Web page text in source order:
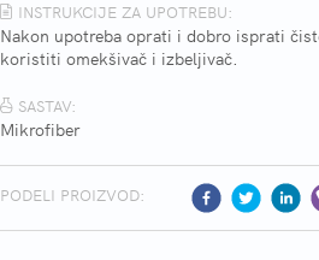
INSTRUKCIJE ZA UPOTREBU:
Nakon upotreba oprati i dobro isprati
koristiti omekšivač i izbeljivač.
SASTAV:
Mikrofiber
PODELI PROIZVOD: